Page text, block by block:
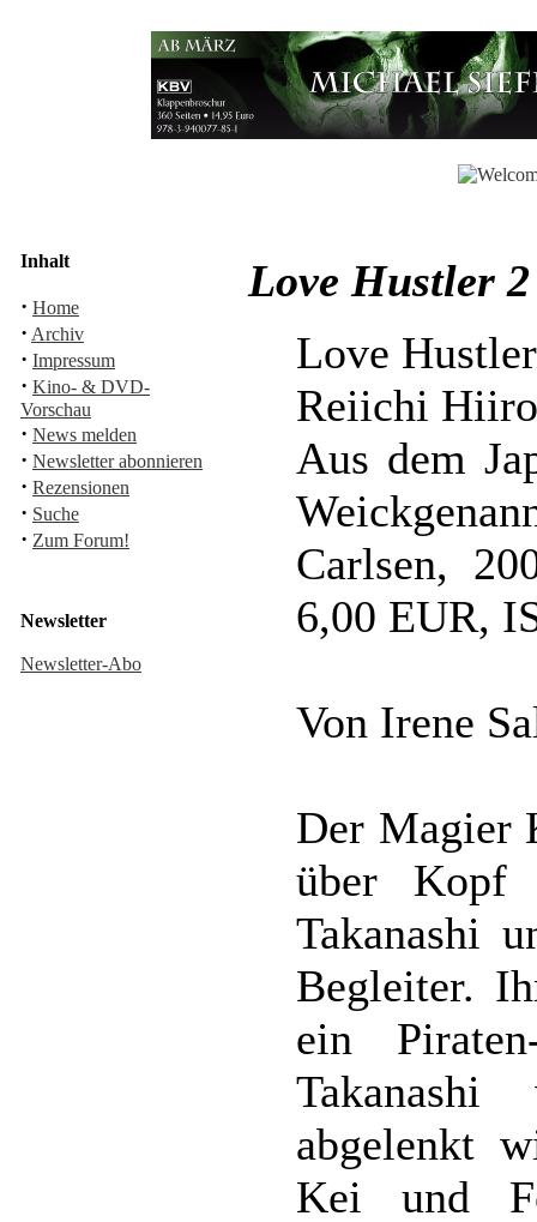
Inhalt
· Home
· Archiv
· Impressum
· Kino- & DVD-
Vorschau
· News melden
· Newsletter abonnieren
· Rezensionen
· Suche
· Zum Forum!
Newsletter
Newsletter-Abo
Love Hustler
Love
Reiichi Hiiro
Aus dem
Carlsen,
6,00 EUR,
Von Irene
Der Magier
über Kopf
Takanashi
Begleiter.
ein
abgelenkt
Kei und